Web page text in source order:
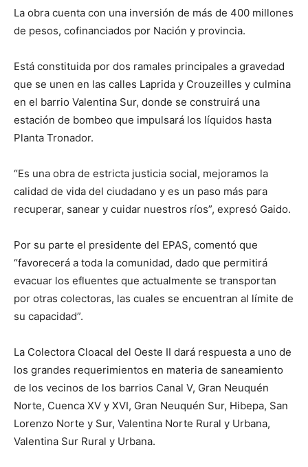
La obra cuenta con una inversión de más de 400 millones
de pesos, cofinanciados por Nación y provincia.
Está constituida por dos ramales principales a gravedad
que se unen en las calles Laprida y Crouzeilles y culmina
en el barrio Valentina Sur, donde se construirá una
estación de bombeo que impulsará los líquidos hasta
Planta Tronador.
“Es una obra de estricta justicia social, mejoramos la
calidad de vida del ciudadano y es un paso más para
recuperar, sanear y cuidar nuestros ríos”, expresó Gaido.
Por su parte el presidente del EPAS, comentó que
“favorecerá a toda la comunidad, dado que permitirá
evacuar los efluentes que actualmente se transportan
por otras colectoras, las cuales se encuentran al límite de
su capacidad”.
La Colectora Cloacal del Oeste II dará respuesta a uno de
los grandes requerimientos en materia de saneamiento
de los vecinos de los barrios Canal V, Gran Neuquén
Norte, Cuenca XV y XVI, Gran Neuquén Sur, Hibepa, San
Lorenzo Norte y Sur, Valentina Norte Rural y Urbana,
Valentina Sur Rural y Urbana.